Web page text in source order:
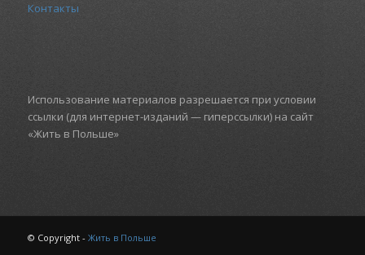
Контакты
Использование материалов разрешается при условии
ссылки (для интернет-изданий — гиперссылки) на сайт
«Жить в Польше»
© Copyright - Жить в Польше